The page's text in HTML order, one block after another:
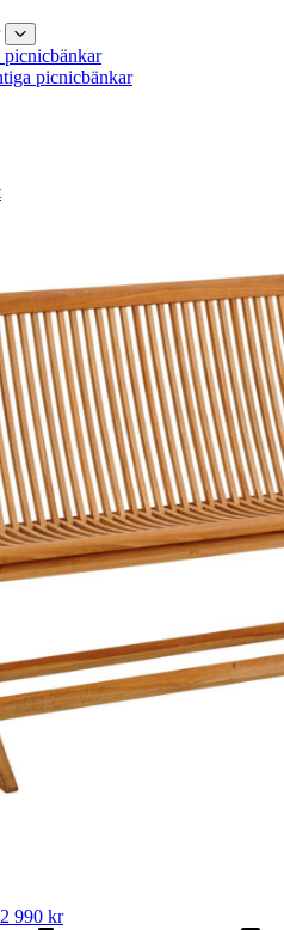
picnicbänkar
picnicbänkar
2 990 kr